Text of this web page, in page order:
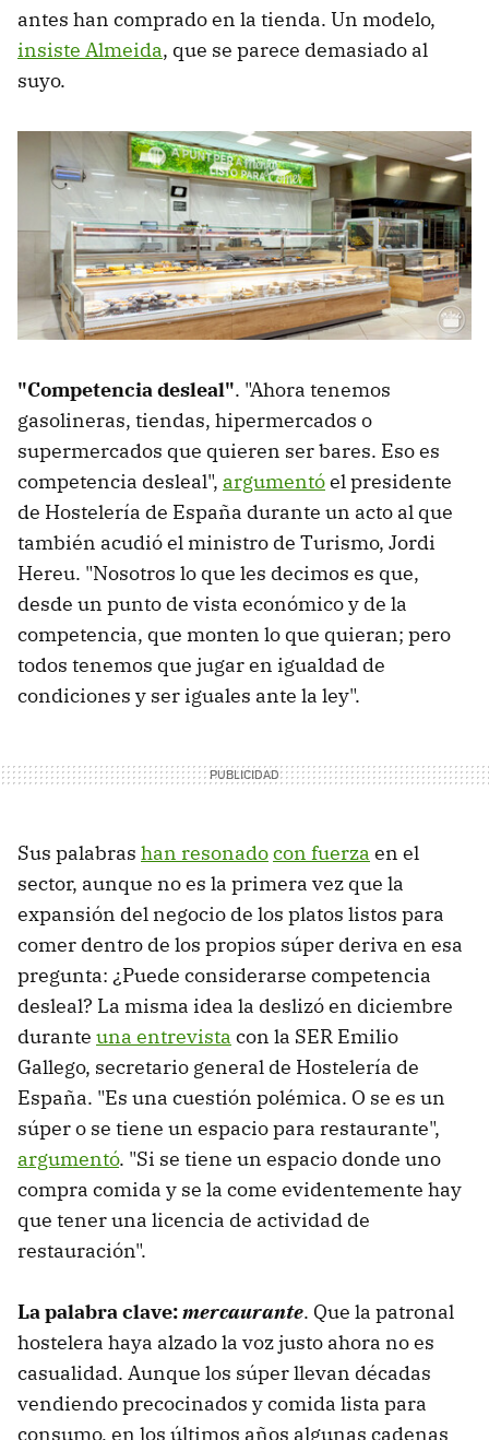
antes han comprado en la tienda. Un modelo,
insiste Almeida, que se parece demasiado al
suyo.
"Competencia desleal". "Ahora tenemos
gasolineras, tiendas, hipermercados o
supermercados que quieren ser bares. Eso es
competencia desleal", argumentóel presidente
de Hostelería de España durante un acto al que
también acudió el ministro de Turismo, Jordi
Hereu. "Nosotros lo que les decimos es que,
desde un punto de vista económico y de la
competencia, que monten lo que quieran; pero
todos tenemos que jugar en igualdad de
condiciones y ser iguales ante la ley".
Sus palabras han resonadocon fuerza en el
sector, aunque no es la primera vez que la
expansión del negocio de los platos listos para
comer dentro de los propios súper deriva en esa
pregunta: ¿Puede considerarse competencia
desleal? La misma idea la deslizó en diciembre
durante una entrevista con la SER Emilio
Gallego, secretario general de Hostelería de
España. "Es una cuestión polémica. O se es un
súper o se tiene un espacio para restaurante",
argumentó. "Si se tiene un espacio donde uno
compra comida y se la come evidentemente hay
que tener una licencia de actividad de
restauración".
La palabra clave:mercaurante. Que la patronal
hostelera haya alzado la voz justo ahora no es
casualidad. Aunque los súper llevan décadas
vendiendo precocinados y comida lista para
consumo, en los últimos años algunas cadenas